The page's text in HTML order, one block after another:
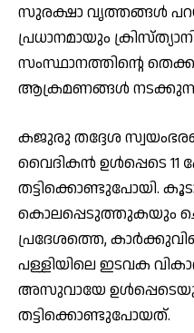
സുരക്ഷാ വൃത്തങ്ങൾ
പ്രധാനമായും
സംസ്ഥാനത്തിന്റെ
ആക്രമണങ്ങൾ
കജുരു തദ്ദേശ
വൈദികൻ ഉൾപ്പെടെ
തട്ടിക്കൊണ്ടുപോയി.
കൊലപ്പെടുത്തുകയും
പ്രദേശത്തെ, കാർക്കുവിലെ
പള്ളിയിലെ ഇടവക
അസുവായേ
തട്ടിക്കൊണ്ടുപോയത്.